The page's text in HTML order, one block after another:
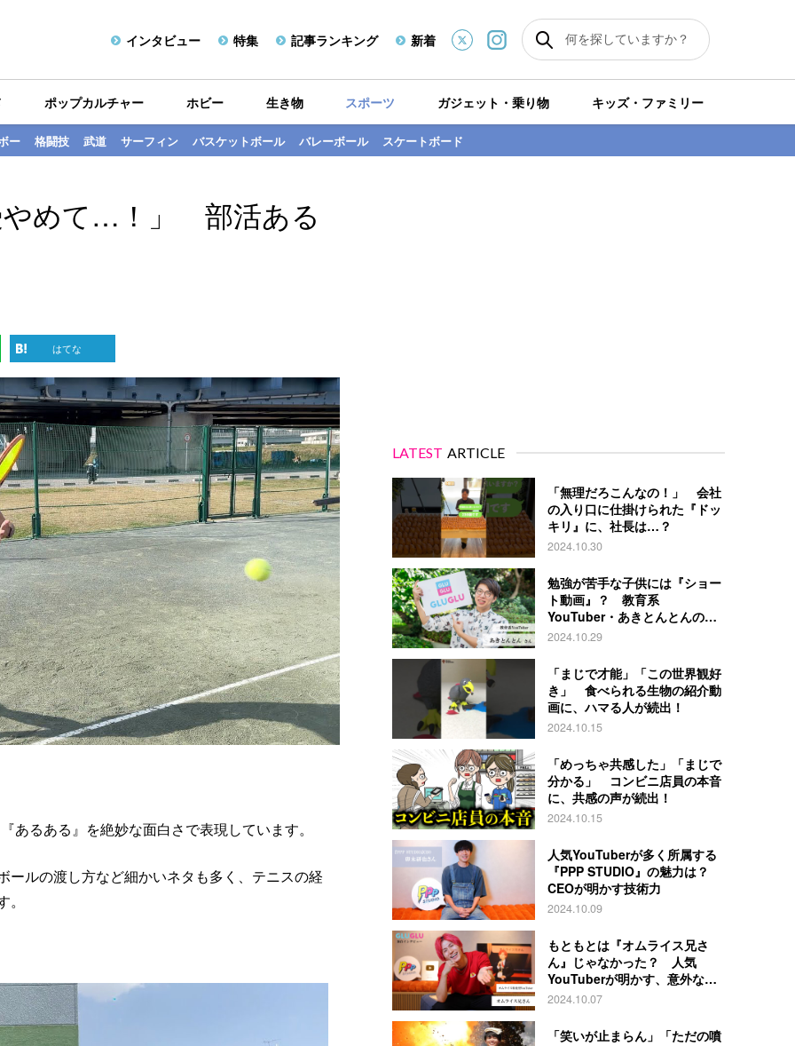
インタビュー 特集 記事ランキング 新着
ポップカルチャー ホビー 生き物 スポーツ
ー 格闘技 武道 サーフィン バスケットボール バレーボール スケートボード
ガジェット・乗り物 キッズ・ファミリー
やめて…！」 部活ある
はてな
るある』を絶妙な面白さで表現しています。
ルの渡し方など細かいネタも多く、テニスの経
LATEST ARTICLE
「無理だろこんなの！」 会社
の入り口に仕掛けられた『ドッ
キリ』に、社長は…？
2024.10.30
勉強が苦手な子供には『ショー
ト動画』？ 教育系
YouTuber・あきとんとんの戦
略とは
2024.10.29
「まじで才能」「この世界観好
き」 食べられる生物の紹介動
画に、ハマる人が続出！
2024.10.15
「めっちゃ共感した」「まじで
分かる」 コンビニ店員の本音
に、共感の声が続出！
2024.10.15
人気YouTuberが多く所属する
『PPP STUDIO』の魅力は？
CEOが明かす技術力
2024.10.09
もともとは『オムライス兄さ
ん』じゃなかった？ 人気
YouTuberが明かす、意外な過
去とは
2024.10.07
「笑いが止まらん」「ただの噴